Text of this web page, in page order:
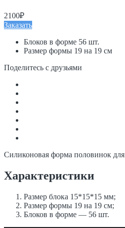
2100₽
Заказать
Блоков в форме 56 шт.
Размер формы 19 на 19 см
Поделитесь с друзьями
Силиконовая форма половинок для
Характеристики
Размер блока 15*15*15 мм;
Размер формы 19 на 19 см;
Блоков в форме — 56 шт.